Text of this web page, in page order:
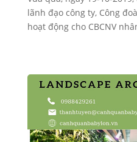
lãnh đạo công ty, Công
hoạt động cho CBCNV